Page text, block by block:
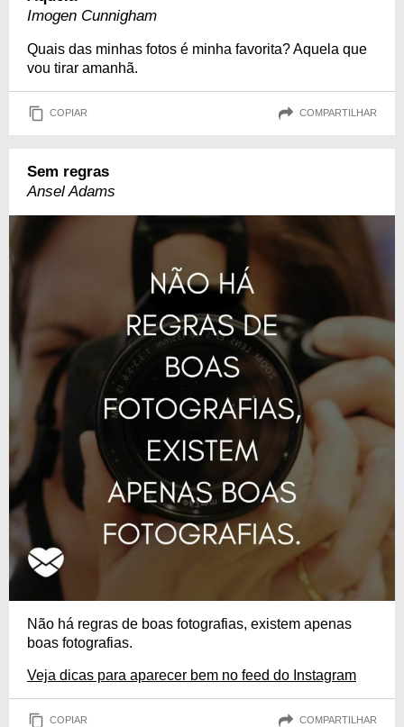
Imogen Cunnigham
Quais das minhas fotos é minha favorita? Aquela que
vou tirar amanhã.
COPIAR COMPARTILHAR
Sem regras
Ansel Adams
Não há regras de boas fotografias, existem apenas
boas fotografias.
Veja dicas para aparecer bem no feed do Instagram
COPIAR COMPARTILHAR